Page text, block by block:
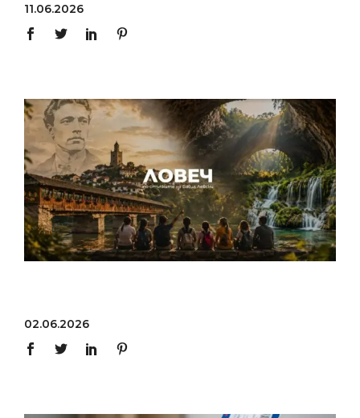
11.06.2026
02.06.2026